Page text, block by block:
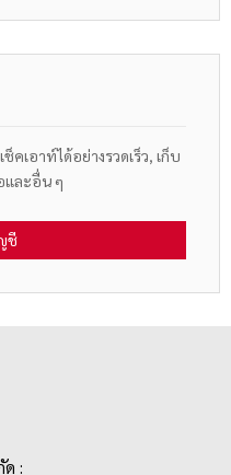
เอาท์ได้อย่างรวดเร็ว, เก็บ
และอื่น ๆ
ชี
ด :